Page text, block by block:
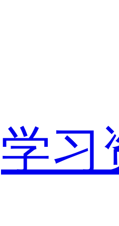
学习